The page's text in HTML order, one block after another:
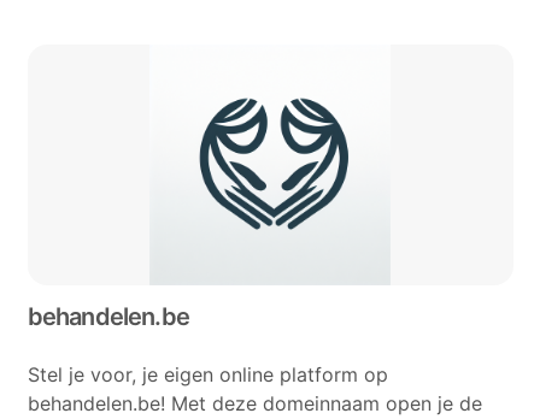
behandelen.be
Stel je voor, je eigen online platform op
behandelen.be! Met deze domeinnaam open je de